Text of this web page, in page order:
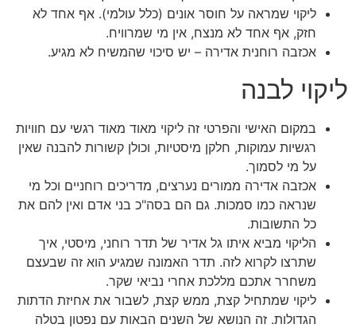
ליקוי שמראה על חוסר אונים (כלל עולמי). אף אחד לא
חזק, אף אחד לא מנצח, אין מי שמרוויח.
אכזבה רוחנית אדירה – יש סיכוי שהמשיח לא מגיע.
ליקוי לבנה
במקום האישי והפרטי זה ליקוי מאוד מאוד רגשי עם חוויות
רגשיות עמוקות, חלקן מיסטיות, וכולן קשורות להבנה שאין
על מי לסמוך.
אכזבה אדירה ממורים נערצים, מדריכים רוחניים וכל מי
שנראה כמו סמכות. גם הם בסה"כ בני אדם ואין להם את
כל התשובות.
הליקוי מביא איתו גל אדיר של תדר רוחני, מיסטי, איך
שתרצו לקרוא לזה. תדר האמונה שמגיע הוא זה שבעצם
משחרר אתכם מללכת אחרי נביאי שקר.
ליקוי שמתחיל קצת, ממש קצת, לשבור את אחיזת הדתות
הגדולות. זה הנושא של השנים הבאות עם נפטון בטלה